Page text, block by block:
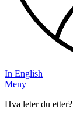
In English
Meny
Hva leter du etter?